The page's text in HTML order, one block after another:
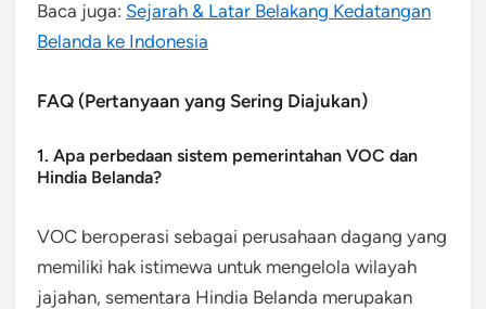
Baca juga: Sejarah & Latar Belakang Kedatangan
Belanda ke Indonesia
FAQ (Pertanyaan yang Sering Diajukan)
1. Apa perbedaan sistem pemerintahan VOC dan
Hindia Belanda?
VOC beroperasi sebagai perusahaan dagang yang
memiliki hak istimewa untuk mengelola wilayah
jajahan, sementara Hindia Belanda merupakan